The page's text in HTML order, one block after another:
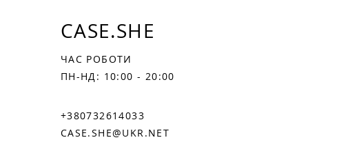
CASE.SHE
ЧАС РОБОТИ
ПН-НД: 10:00 - 20:00
+380732614033
CASE.SHE@UKR.NET